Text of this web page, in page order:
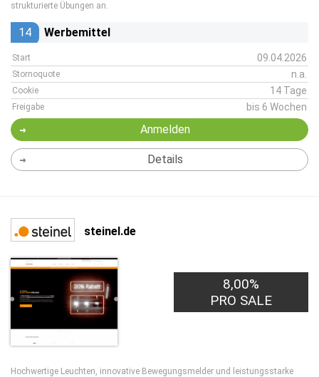
strukturierte Übungen an.
14 Werbemittel
Start 09.04.2026
Stornoquote n.a.
Cookie 14 Tage
Freigabe bis 6 Wochen
Anmelden
Details
steinel.de
8,00%
PRO SALE
Hochwertige Leuchten, innovative Bewegungsmelder und leistungsstarke